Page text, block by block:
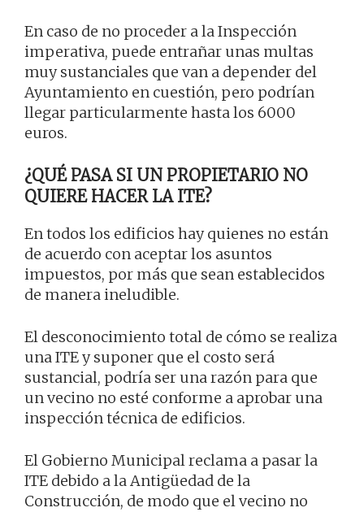
En caso de no proceder a la Inspección
imperativa, puede entrañar unas multas
muy sustanciales que van a depender del
Ayuntamiento en cuestión, pero podrían
llegar particularmente hasta los 6000
euros.
¿QUÉ PASA SI UN PROPIETARIO NO
QUIERE HACER LA ITE?
En todos los edificios hay quienes no están
de acuerdo con aceptar los asuntos
impuestos, por más que sean establecidos
de manera ineludible.
El desconocimiento total de cómo se realiza
una ITE y suponer que el costo será
sustancial, podría ser una razón para que
un vecino no esté conforme a aprobar una
inspección técnica de edificios.
El Gobierno Municipal reclama a pasar la
ITE debido a la Antigüedad de la
Construcción, de modo que el vecino no